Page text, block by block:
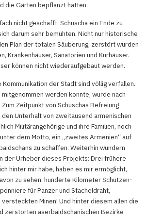
die Gärten bepflanzt hatten.
nicht geschafft, Schuscha ein Ende zu
darum sehr bemühten. Nicht nur historische
Plan der totalen Säuberung, zerstört wurden
Krankenhäuser, Sanatorien und Kurhäuser.
können nicht wiederaufgebaut werden.
der Stadt sind völlig verfallen.
werden konnte, wurde nach
Zeitpunkt von Schuschas Befreiung
den Unterhalt von zweitausend armenischen
Militärangehörige und ihre Familien, noch
dem Motto, ein „zweites Armenien“ auf
zu schaffen. Weiterhin wundern
der Urheber dieses Projekts: Drei frühere
hinter mir habe, haben es mir ermöglicht,
zu sehen: hunderte Kilometer Schützen-
für Panzer und Stacheldraht,
Minen! Und hinter diesem allen die
zerstörten aserbaidschanischen Bezirke